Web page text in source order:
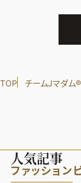
TOP チームJマダム®︎
人気記事
ファッション